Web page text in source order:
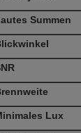
Summen
Lux